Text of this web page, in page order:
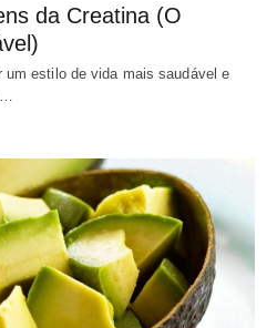
da Creatina (O
um estilo de vida mais saudável e